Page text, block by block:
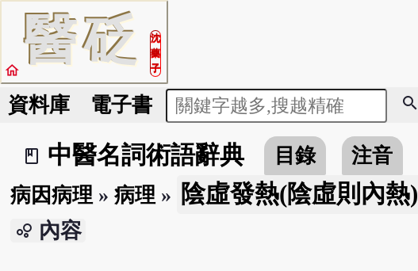
醫砭
沈
藥
子
home
資料庫 電子書 search
book_2
中醫名詞術語辭典 目錄 注音
病因病理 » 病理 » 陰虛發熱(陰虛則內熱)
bubble_chart 內容